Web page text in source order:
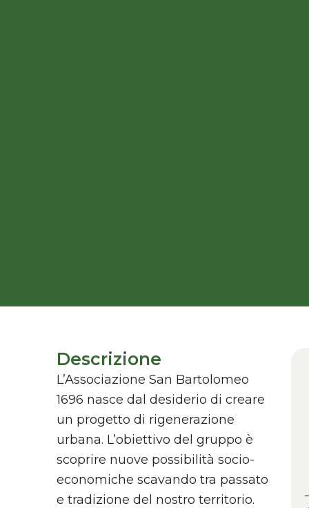
Descrizione
L’Associazione San Bartolomeo
1696 nasce dal desiderio di creare
un progetto di rigenerazione
urbana. L’obiettivo del gruppo è
scoprire nuove possibilità socio-
economiche scavando tra passato
e tradizione del nostro territorio.